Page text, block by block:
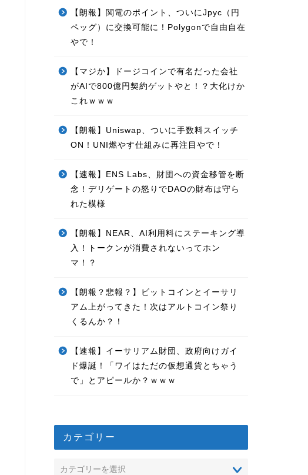
【朗報】関電のポイント、ついにJpyc（円
ペッグ）に交換可能に！Polygonで自由自在
やで！
【マジか】ドージコインで有名だった会社
がAIで800億円契約ゲットやと！？大化けか
これｗｗｗ
【朗報】Uniswap、ついに手数料スイッチ
ON！UNI燃やす仕組みに再注目やで！
【速報】ENS Labs、財団への資金移管を断
念！デリゲートの怒りでDAOの財布は守ら
れた模様
【朗報】NEAR、AI利用料にステーキング導
入！トークンが消費されないってホン
マ！？
【朗報？悲報？】ビットコインとイーサリ
アム上がってきた！次はアルトコイン祭り
くるんか？！
【速報】イーサリアム財団、政府向けガイ
ド爆誕！「ワイはただの仮想通貨とちゃう
で」とアピールか？ｗｗｗ
カテゴリー